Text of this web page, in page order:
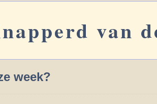
van
week?